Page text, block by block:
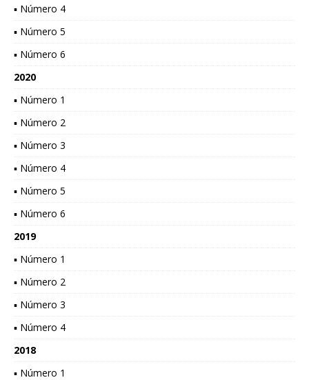
▪ Número 4
▪ Número 5
▪ Número 6
2020
▪ Número 1
▪ Número 2
▪ Número 3
▪ Número 4
▪ Número 5
▪ Número 6
2019
▪ Número 1
▪ Número 2
▪ Número 3
▪ Número 4
2018
▪ Número 1